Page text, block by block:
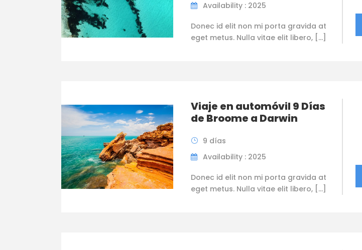
Availability : 2025
Donec id elit non mi porta gravida at
eget metus. Nulla vitae elit libero, […]
Viaje en automóvil 9 Días
de Broome a Darwin
9 días
Availability : 2025
Donec id elit non mi porta gravida at
eget metus. Nulla vitae elit libero, […]